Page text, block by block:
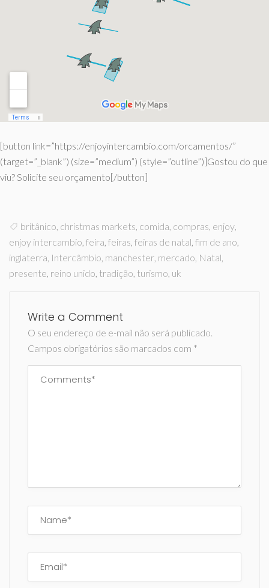
[button link=”https://enjoyintercambio.com/orcamentos/”
(target=”_blank”) (size=”medium”) (style=”outline”)]Gostou do que
viu? Solicite seu orçamento[/button]
britânico, christmas markets, comida, compras, enjoy,
enjoy intercambio, feira, feiras, feiras de natal, fim de ano,
inglaterra, Intercâmbio, manchester, mercado, Natal,
presente, reino unido, tradição, turismo, uk
Write a Comment
O seu endereço de e-mail não será publicado.
Campos obrigatórios são marcados com *